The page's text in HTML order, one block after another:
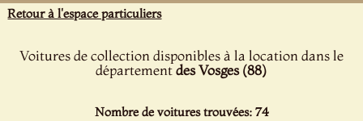
Retour à l'espace particuliers
Voitures de collection disponibles à la location dans le
départementdes Vosges (88)
Nombre de voitures trouvées: 74